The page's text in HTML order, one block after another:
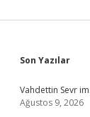
Son Yazılar
Vahdettin Sevr
Ağustos 9, 2026